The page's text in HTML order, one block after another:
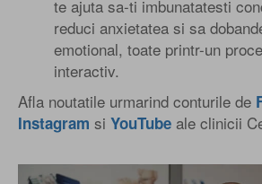
te ajuta sa-ti imbunatatesti
reduci anxietatea si sa
emotional, toate printr-un
interactiv.
Afla noutatile urmarind conturile de
Instagram si YouTube ale clinicii